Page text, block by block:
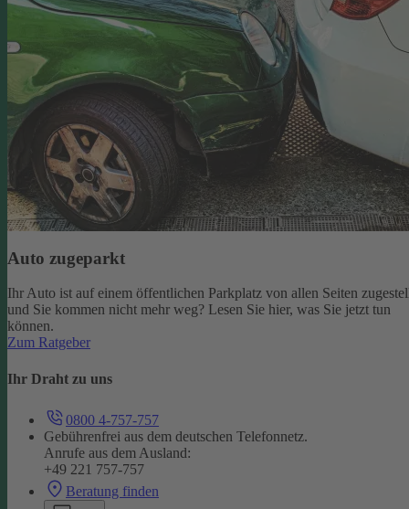
Auto zugeparkt
Ihr Auto ist auf einem öffentlichen Parkplatz von allen Seiten
und Sie kommen nicht mehr weg? Lesen Sie hier, was Sie jetzt tun
können.
Zum Ratgeber
Ihr Draht zu uns
0800 4-757-757
Gebührenfrei aus dem deutschen Telefonnetz.
Anrufe aus dem Ausland:
+49 221 757-757
Beratung finden